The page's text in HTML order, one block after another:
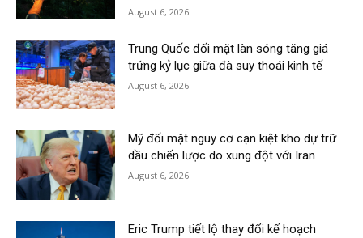
August 6, 2026
Trung Quốc đối mặt làn sóng tăng giá
trứng kỷ lục giữa đà suy thoái kinh tế
August 6, 2026
Mỹ đối mặt nguy cơ cạn kiệt kho dự trữ
dầu chiến lược do xung đột với Iran
August 6, 2026
Eric Trump tiết lộ thay đổi kế hoạch